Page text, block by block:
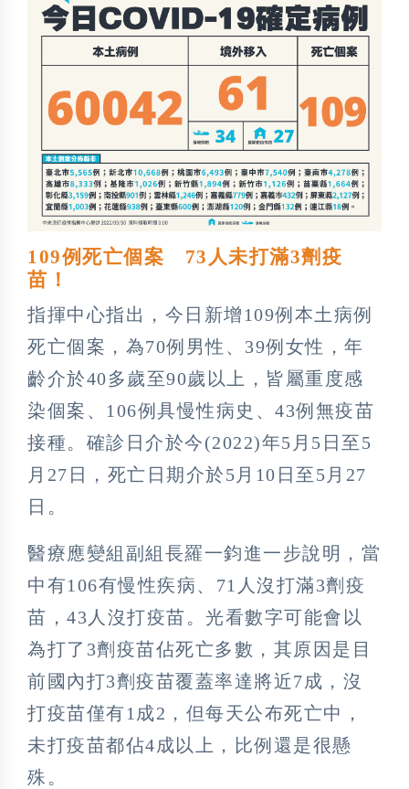
109例死亡個案 73人未打滿3劑疫
苗！
指揮中心指出，今日新增109例本土病例
死亡個案，為70例男性、39例女性，年
齡介於40多歲至90歲以上，皆屬重度感
染個案、106例具慢性病史、43例無疫苗
接種。確診日介於今(2022)年5月5日至5
月27日，死亡日期介於5月10日至5月27
日。
醫療應變組副組長羅一鈞進一步說明，當
中有106有慢性疾病、71人沒打滿3劑疫
苗，43人沒打疫苗。光看數字可能會以
為打了3劑疫苗佔死亡多數，其原因是目
前國內打3劑疫苗覆蓋率達將近7成，沒
打疫苗僅有1成2，但每天公布死亡中，
未打疫苗都佔4成以上，比例還是很懸
殊。